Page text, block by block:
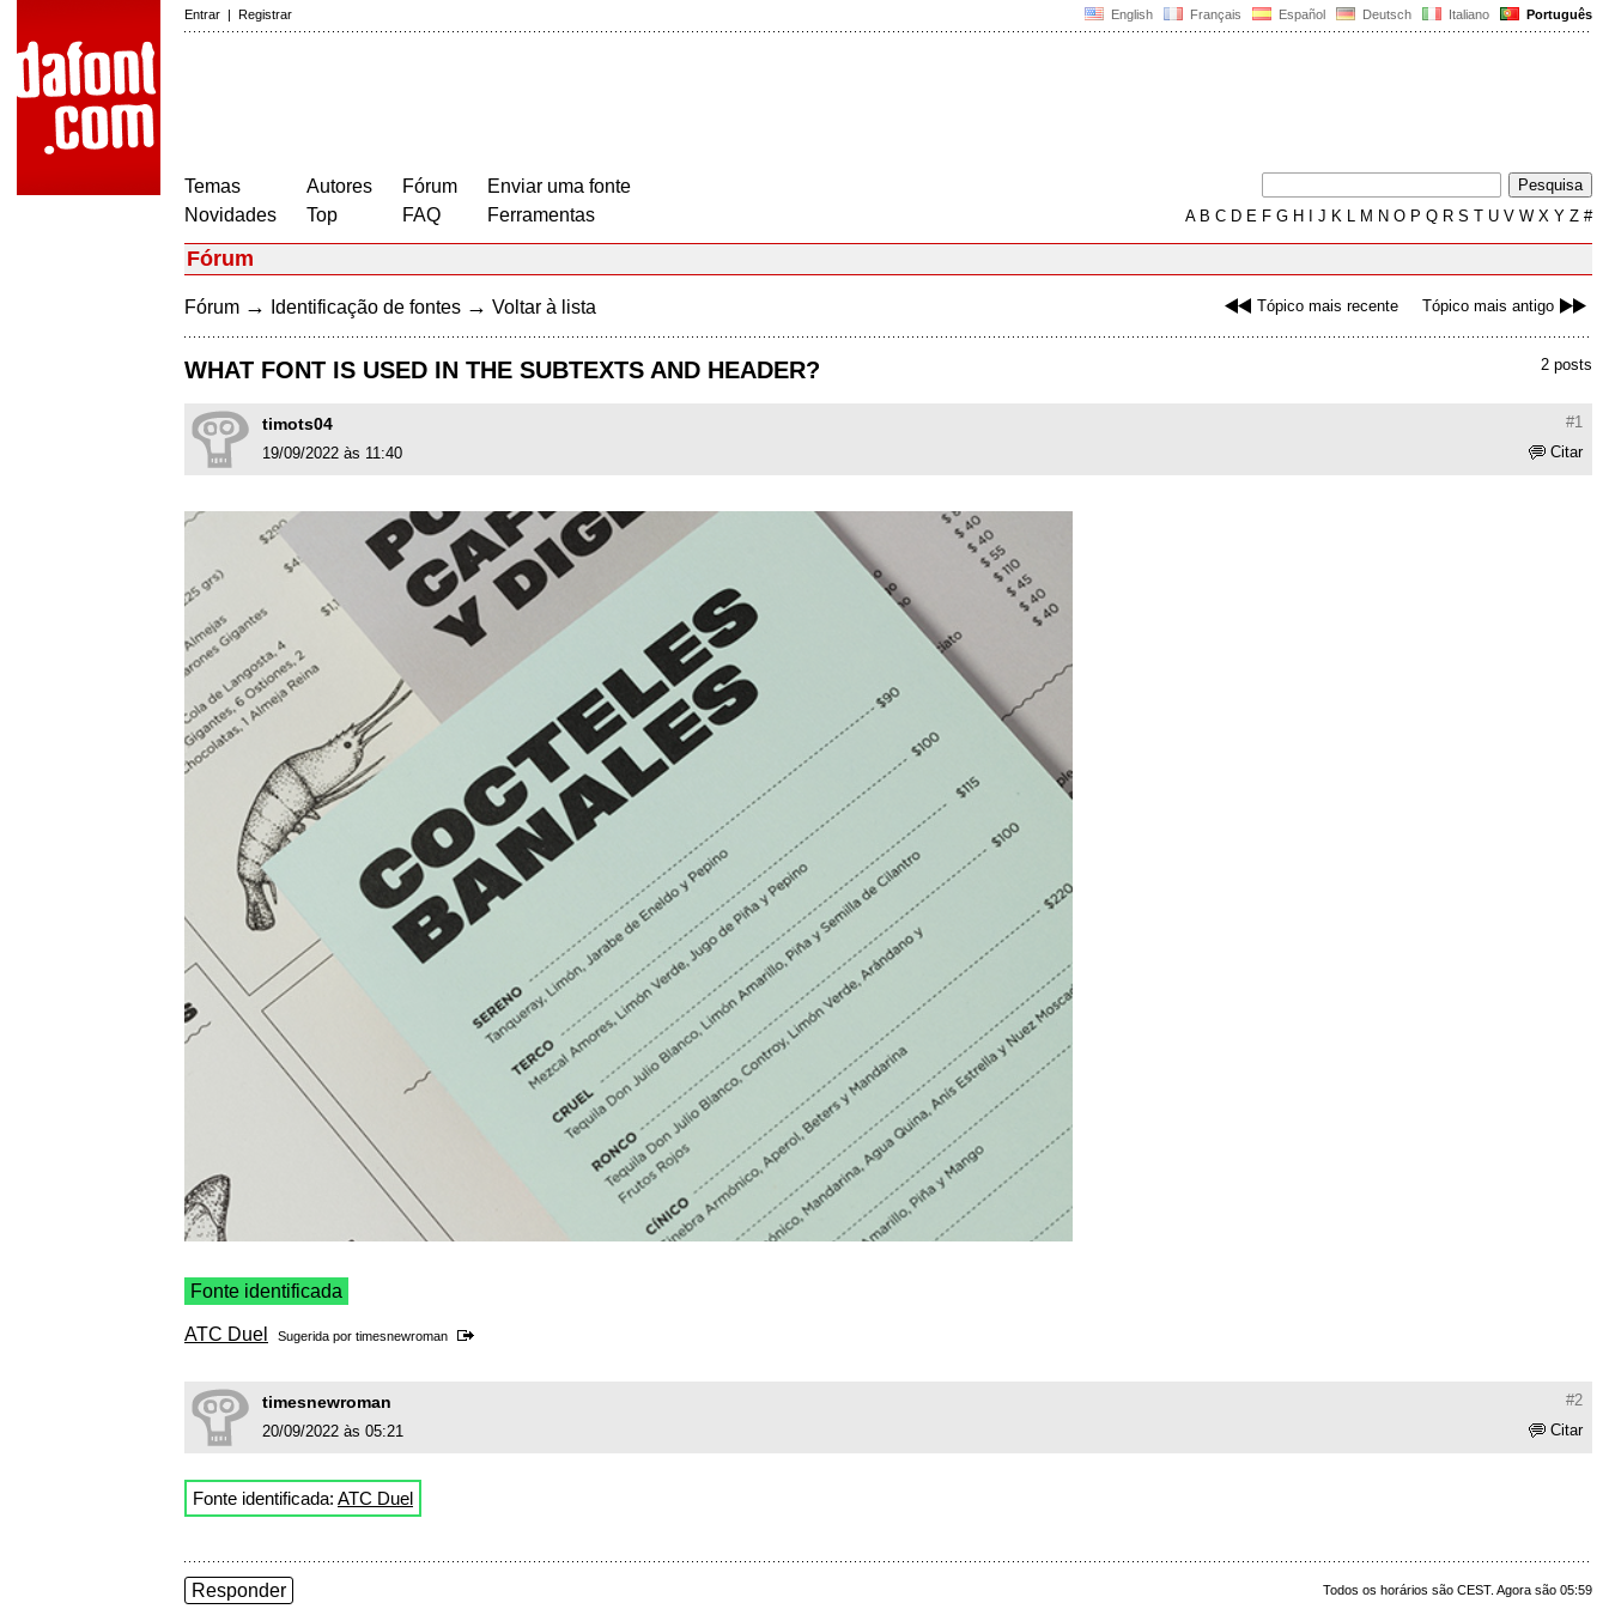
English Français Español Deutsch Italiano Português
Entrar | Registrar
Temas
Novidades
Autores
Top
Fórum
FAQ
Enviar uma fonte
Ferramentas
AB C D E F G H J K L M N O P Q R S T U V W X Y Z #
Fórum
Tópico mais recente Tópico mais antigo
Fórum → Identificação de fontes → Voltar à lista
2 posts
WHAT FONT IS USED IN THE SUBTEXTS AND HEADER?
#1
timots04
Citar
19/09/2022 às 11:40
Fonte identificada
ATC Duel Sugerida por timesnewroman
#2
timesnewroman
Citar
20/09/2022 às 05:21
Fonte identificada: ATC Duel
Todos os horários são CEST. Agora são 05:59
Responder